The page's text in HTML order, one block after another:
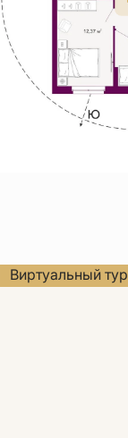
Виртуальный тур